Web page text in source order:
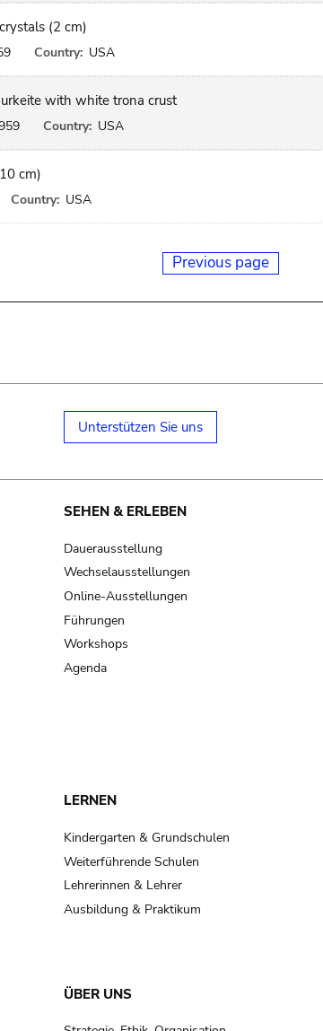
(2 cm)
Country: USA
with white trona crust
Country: USA
cm)
Country: USA
Previous page
Unterstützen Sie uns
SEHEN & ERLEBEN
Dauerausstellung
Wechselausstellungen
Online-Ausstellungen
Führungen
Workshops
Agenda
LERNEN
Kindergarten & Grundschulen
Weiterführende Schulen
Lehrerinnen & Lehrer
Ausbildung & Praktikum
ÜBER UNS